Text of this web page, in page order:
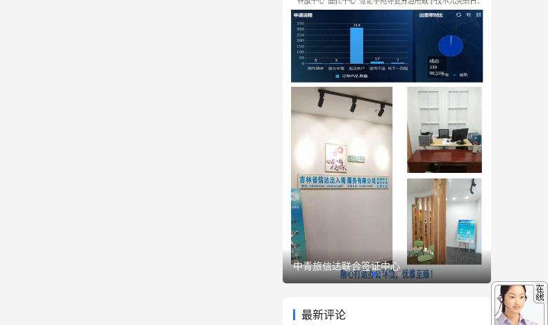
中青旅信达联合签证中心
最新评论